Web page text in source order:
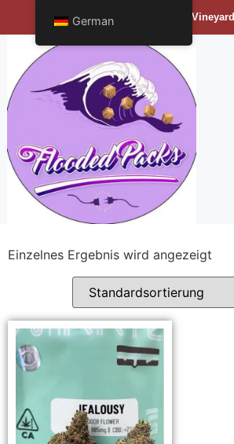
Bengals Vineyard
Einzelnes Ergebnis wird angezeigt
German